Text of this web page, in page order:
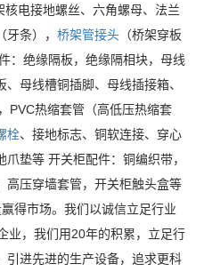
电接地螺丝、六角螺母、法兰
条）， 桥架管接头 （桥架穿板
：绝缘隔板，绝缘隔相块，母线
母线槽铜插脚、母线插接箱、
PVC热缩套管（高低压热缩套
栓、接地标志、铜软连接、穿心
垫等 开关柜配件：铜编织带，
高压穿墙套管，开关柜触头盒等
得市场。我们以诚信立足行业
业，我们用20年的积累，立足行
引进先进的生产设备，追求更科